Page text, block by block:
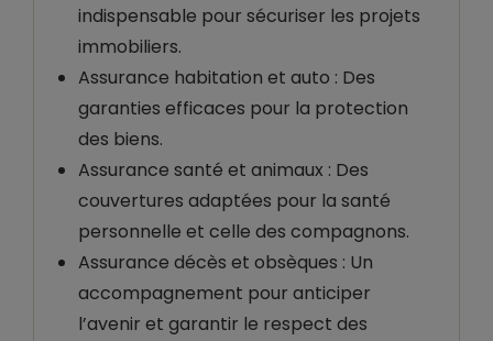
indispensable pour sécuriser les projets
immobiliers.
Assurance habitation et auto : Des
garanties efficaces pour la protection
des biens.
Assurance santé et animaux : Des
couvertures adaptées pour la santé
personnelle et celle des compagnons.
Assurance décès et obsèques : Un
accompagnement pour anticiper
l’avenir et garantir le respect des